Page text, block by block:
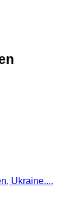
, Ukraine....